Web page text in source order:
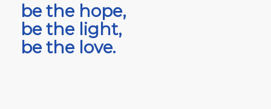
be the hope,
be the light,
be the love.